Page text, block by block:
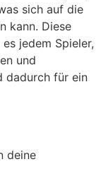
sich auf die
kann. Diese
jedem Spieler,
und
dadurch für ein
deine